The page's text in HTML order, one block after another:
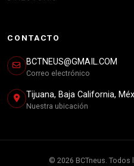
CONTACTO
BCTNEUS@GMAIL.COM
Correo electrónico
Tijuana, Baja California,
Nuestra ubicación
© 2026 BCTneus.